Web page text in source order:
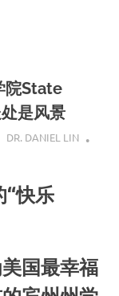
院State
是风景
DR. DANIEL LIN
“快乐
国最幸福